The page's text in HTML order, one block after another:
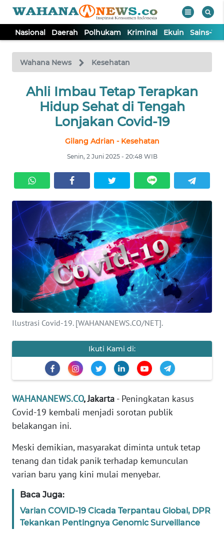
Nasional Daerah Polhukam Kriminal Ekuin Sains-
Wahana News Kesehatan
Ahli Imbau Tetap Terapkan
Hidup Sehat di Tengah
Lonjakan Covid-19
Gilang Adrian - Kesehatan
Senin, 2 Juni 2025 - 20:48 WIB
Ilustrasi Covid-19. [WAHANANEWS.CO/NET].
Ikuti Kami di:
WAHANANEWS.CO, Jakarta - Peningkatan kasus
Covid-19 kembali menjadi sorotan publik
belakangan ini.
Meski demikian, masyarakat diminta untuk tetap
tenang dan tidak panik terhadap kemunculan
varian baru yang kini mulai menyebar.
Baca Juga:
Varian COVID-19 Cicada Terpantau Global, DPR
Tekankan Pentingnya Genomic Surveillance
TV
Tutup
NASIONAL
KRIMINAL
EKUIN
SAINS-TEKNO
KESEHATAN
INTERNASIONAL
SERBA-SERBI
PENDIDIKAN
OLAHRAGA
OPINI
EDITORIAL
Informasi
INDEKS
KONTAK
KAMI